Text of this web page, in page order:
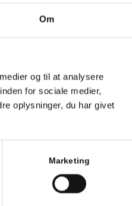
Om
og til at analysere
for sociale medier,
oplysninger, du har givet
Marketing
den, huske indstillinger, udføre
at websitet ikke